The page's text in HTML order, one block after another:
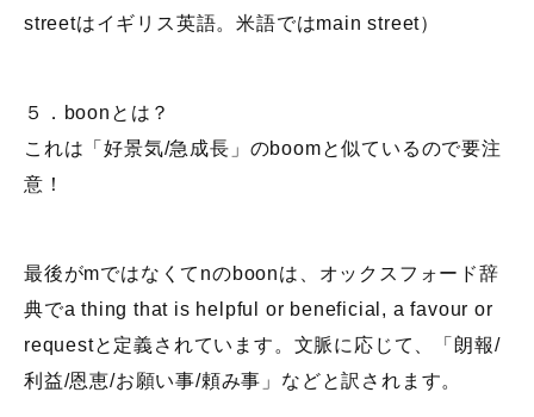
streetはイギリス英語。米語ではmain street）
５．boonとは？
これは「好景気/急成長」のboomと似ているので要注
意！
最後がmではなくてnのboonは、オックスフォード辞
典でa thing that is helpful or beneficial, a favour or
requestと定義されています。文脈に応じて、「朗報/
利益/恩恵/お願い事/頼み事」などと訳されます。